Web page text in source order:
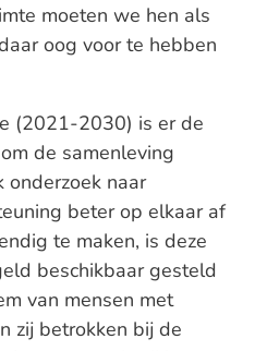
moeten we hen als
oog voor te hebben
(2021-2030) is er de
de samenleving
naar
beter op elkaar af
te maken, is deze
beschikbaar gesteld
van mensen met
zij betrokken bij de